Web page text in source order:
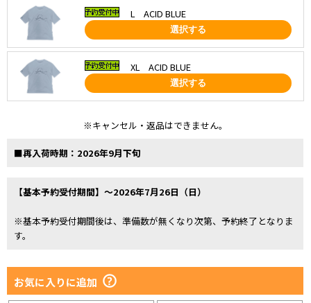
L ACID BLUE
選択する
XL ACID BLUE
選択する
※キャンセル・返品はできません。
■再入荷時期：2026年9月下旬
【基本予約受付期間】～2026年7月26日（日）
※基本予約受付期間後は、準備数が無くなり次第、予約終了となりま
す。
お気に入りに追加